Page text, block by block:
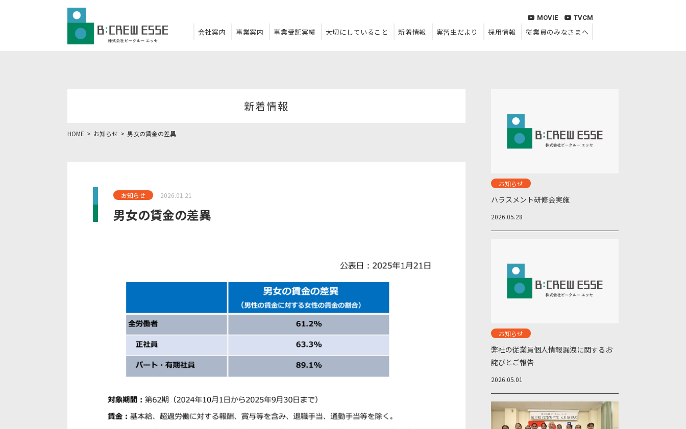
MOVIE TVCM
会社案内 事業案内 事業受託実績 大切にしていること 新着情報 実習生だより 採用情報 従業員のみなさまへ
新着情報
HOME お知らせ 男女の賃金の差異
お知らせ 2026.01.21
男女の賃金の差異
お知らせ
ハラスメント研修会実施
2026.05.28
お知らせ
弊社の従業員個人情報漏洩に関するお
詫びとご報告
2026.05.01